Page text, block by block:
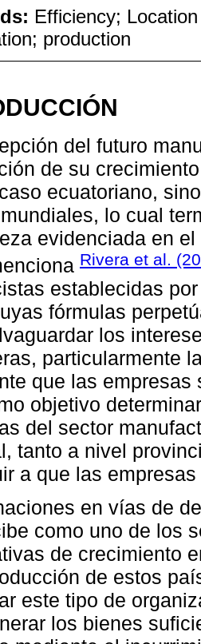
Efficiency;
production
del futuro
de su
ecuatoriano,
lo cual
evidenciada en
Rivera et al.
establecidas
fórmulas
los
particularmente
que las
objetivo
del sector
tanto a nivel
a que las
en vías de
como uno de los
de crecimiento
de estos
este tipo de
los bienes